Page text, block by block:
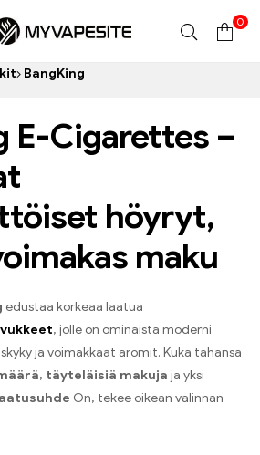
0
BangKing
E-Cigarettes –
höyryt,
maku
edustaa korkeaa laatua
, jolle on ominaista moderni
ja voimakkaat aromit. Kuka tahansa
, täyteläisiä makuja ja yksi
On, tekee oikean valinnan